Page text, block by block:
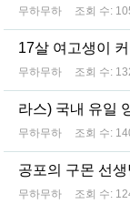
무하무하 조회 수:
17살 여고생이
무하무하 조회 수:
라스) 국내 유일
무하무하 조회 수:
공포의 구몬 선
무하무하 조회 수: